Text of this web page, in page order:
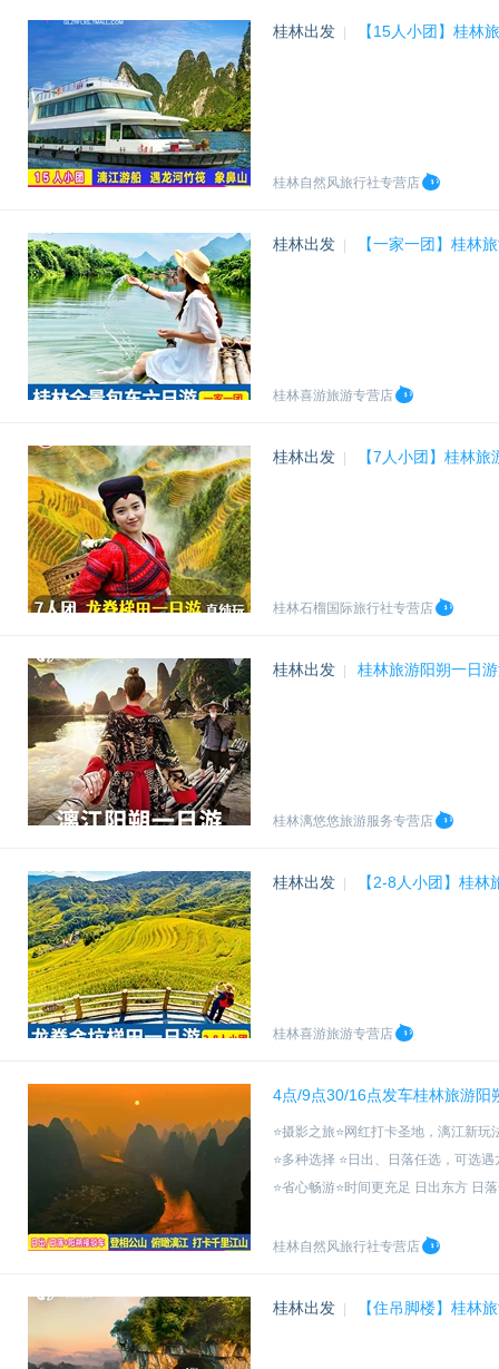
桂林出发 【15人小团】桂林
桂林自然风旅行社专营店
桂林出发 【一家一团】桂林
桂林喜游旅游专营店
桂林出发 【7人小团】桂林
桂林石榴国际旅行社专营店
桂林出发 桂林旅游阳朔一日
桂林漓悠悠旅游服务专营店
桂林出发 【2-8人小团】桂
桂林喜游旅游专营店
4点/9点30/16点发车桂林旅游阳
⭐摄影之旅⭐网红打卡圣地，漓江新玩
⭐多种选择 ⭐日出、日落任选，可选
⭐省心畅游⭐时间更充足 日出东方 日
桂林自然风旅行社专营店
桂林出发 【住吊脚楼】桂林